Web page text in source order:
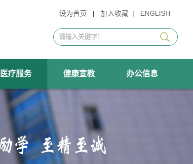
设为首页 | 加入收藏 | ENGLISH
医疗服务 健康宣教 办公信息